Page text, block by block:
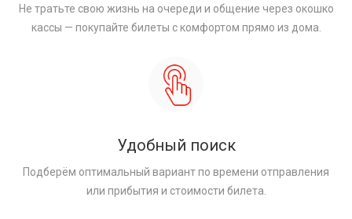
Не тратьте свою жизнь на очереди и общение через окошко
кассы — покупайте билеты с комфортом прямо из дома.
Удобный поиск
Подберём оптимальный вариант по времени отправления
или прибытия и стоимости билета.